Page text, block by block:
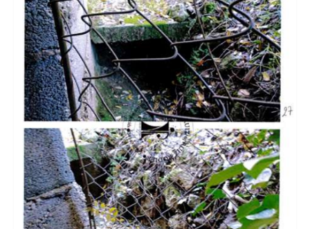
Chantons en coeur
PRISES
ILLEGALES
d’INTERETS
Lanceur d’alerte
Effondrement ?
Pas à Montbazin
!